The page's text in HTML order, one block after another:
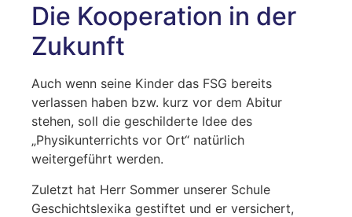
Die Kooperation in der
Zukunft
Auch wenn seine Kinder das FSG bereits
verlassen haben bzw. kurz vor dem Abitur
stehen, soll die geschilderte Idee des
„Physikunterrichts vor Ort“ natürlich
weitergeführt werden.
Zuletzt hat Herr Sommer unserer Schule
Geschichtslexika gestiftet und er versichert,